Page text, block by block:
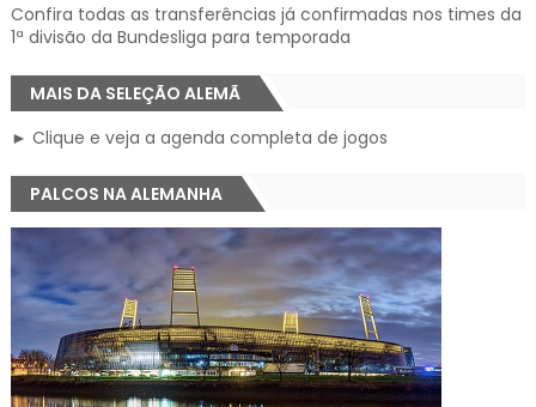
Confira todas as transferências já confirmadas nos times da
1ª divisão da Bundesliga para temporada
MAIS DA SELEÇÃO ALEMÃ
► Clique e veja a agenda completa de jogos
PALCOS NA ALEMANHA